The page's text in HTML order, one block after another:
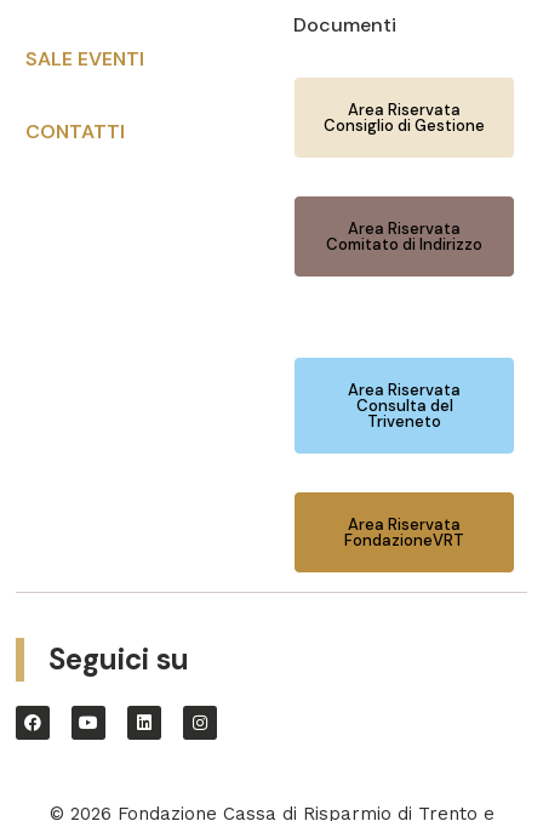
SALE EVENTI
CONTATTI
Documenti
Area Riservata
Consiglio di Gestione
Area Riservata
Comitato di Indirizzo
Area Riservata
Consulta del
Triveneto
Area Riservata
FondazioneVRT
Seguici su
© 2026 Fondazione Cassa di Risparmio di Trento e